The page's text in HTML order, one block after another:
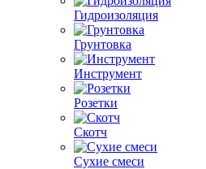
Гидроизоляция
Грунтовка
Инструмент
Розетки
Скотч
Сухие смеси